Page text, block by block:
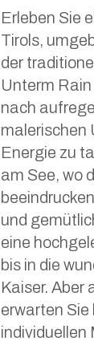
Erleben Sie
Tirols,
der
Unterm
nach
malerischen
Energie zu
am See, wo
und
eine
bis in die
Kaiser.
erwarten